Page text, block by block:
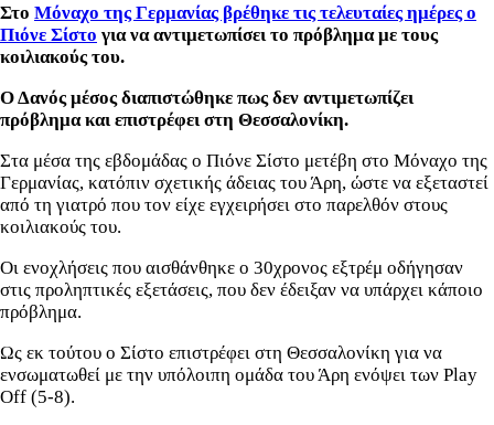
Στο Μόναχο της Γερμανίας βρέθηκε τις τελευταίες ημέρες ο
Πιόνε Σίστο για να αντιμετωπίσει το πρόβλημα με τους
κοιλιακούς του.
Ο Δανός μέσος διαπιστώθηκε πως δεν αντιμετωπίζει
πρόβλημα και επιστρέφει στη Θεσσαλονίκη.
Στα μέσα της εβδομάδας ο Πιόνε Σίστο μετέβη στο Μόναχο της
Γερμανίας, κατόπιν σχετικής άδειας του Άρη, ώστε να εξεταστεί
από τη γιατρό που τον είχε εγχειρήσει στο παρελθόν στους
κοιλιακούς του.
Οι ενοχλήσεις που αισθάνθηκε ο 30χρονος εξτρέμ οδήγησαν
στις προληπτικές εξετάσεις, που δεν έδειξαν να υπάρχει κάποιο
πρόβλημα.
Ως εκ τούτου ο Σίστο επιστρέφει στη Θεσσαλονίκη για να
ενσωματωθεί με την υπόλοιπη ομάδα του Άρη ενόψει των Play
Off (5-8).